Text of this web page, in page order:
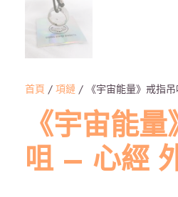
首頁 / 項鏈 / 《宇宙能量》戒指
《宇宙能
咀 – 心經